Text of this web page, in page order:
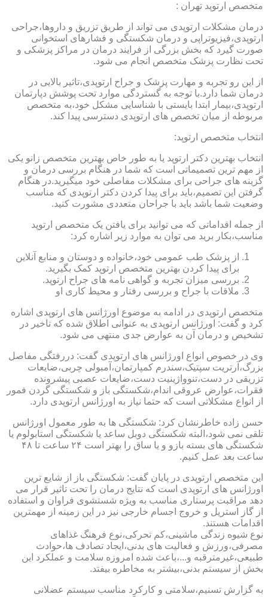
متخصص ارتوپد تهران :
درمان مشکلات ارتوپدی می تواند از طریق تزریق و داروها،جراحی
ارتوپدی،فیزیوتراپی و درمان شکستگی و فشارهای استخوانی
صورت گیرد که بخش بزرگی از فرایند درمان در مراکز پزشکی و
تحت نظارت پزشک متخصص انجام می شود.
از این رو تجربه و مهارت پزشک و جراح ارتوپدی،تاثیر بالایی در
درمان شما دارد.با توجه به گستردگی موارد تحت پوشش دپارتمان
ارتوپدی،بیمار ابتدا بایستی با شناسایی مشکل خود،به متخصص
مربوطه از میان تخصص های ارتوپدی دسترسی پیدا کند.
انتخاب متخصص ارتوپد:
انتخاب بهترین دکتر ارتوپد یا به طور خاص بهترین متخصص زانو یکی
از مهم ترین تصمیماتی است که شما در هنگام بررسی درمان و
گزینه های جراحی برای مشکلات مفاصلی خود میگیرید.در هنگام
گرفتن این تصمیم،باید برای پیدا کردن دکتر ارتوپدی که مناسب
وضعیت شما باشد باید با جراحان متعددی مشورت کنید.
از جمله اقداماتی که می توانید برای یافتن یک متخصص ارتوپد
مناسب،بکار برید می توان به موارد زیر اشاره کرد:
از پزشک طب عمومی خود،خانواده و دوستان و منابع آنلاین
برای پیدا کردن بهترین متخصص ارتوپد کمک بگیرید.
بررسی میزان تجربه و گواهی نامه های جراح ارتوپد.
ملاقات با جراح و بررسی رفتار و محیط کاری او
متخصص ارتوپدی در ادامه به موضوع اورژانس های ارتوپدی اشاره
کرد و گفت: اورژانس ارتوپدی به عنوانی اطلاق شده که تاخیر در
تشخیص و درمان آن به عوارض جدی منتهی می شود.
وی در خصوص انواع اورژانس های ارتوپدی گفت: دررفتگی مفاصل
بزرگ،آرتریت سپتیک،سندرم کمپارتمان،آمبولی چربی،ضایعات
تزریقی در دست،تنوواژینیت دست،ضایعات عصبی پیشرونده
فقرات،عوارض عروقی اندام،شکستگی باز و شکستگی گردن فمور
از انواع مشکلاتی است که حتما نیاز به اورژانس ارتوپدی دارد.
حسن زاده خاطرنشان کرد: شکستگی ها به طور معمول اورژانس
تلقی نمی شود،البته شکستگی دوبل ساعد یا شکستگی استابولوم یا
شکستگی های بسته بازو و یا ساق را بهتر است ۲۴ ساعت تا ۴۸
ساعت بعد عمل کنیم.
این متخصص ارتوپدی در پایان گفت: شکستگی باز از شایع ترین
اورژانس های ارتوپدی است که نتایج درمان را تحت تاثیر قرار می
دهد مراقبت پرستاری مناسب به ویژه شستشوی فراوان و استفاده
از گاز استریل و خروج اجسام خارجی نیز در این زمینه از مهمترین
اقدامات هستند.
نوع شیوه زندگی ماشینی،کم تحرکی،نوع فرهنگ غذاهای
مصرفی،ورزش و فعالیت های بدنی،ایجاد تصادف ها،حوادث
طبیعی،غیرمترقبه و...،باعث شده امروزه سلامت و عملکرد این
بخش از سیستم بدنی،بیشتر به مخاطره بیفتد.
به گزارش تسنیم،سلامتی و کارکرد مناسب سیستم عضلانی